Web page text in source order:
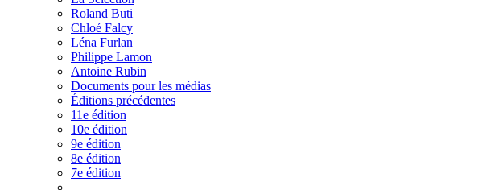
Roland Buti
Chloé Falcy
Léna Furlan
Philippe Lamon
Antoine Rubin
Documents pour les médias
Éditions précédentes
11e édition
10e édition
9e édition
8e édition
7e édition
...